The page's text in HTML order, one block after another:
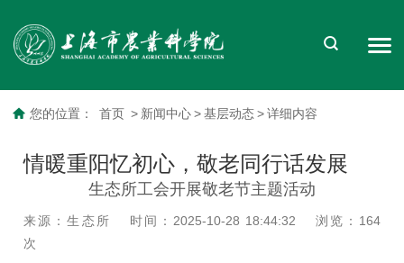
您的位置： 首页 > 新闻中心 > 基层动态 > 详细内容
情暖重阳忆初心，敬老同行话发展
生态所工会开展敬老节主题活动
来源：生态所 时间：2025-10-28 18:44:32 浏览： 164
次